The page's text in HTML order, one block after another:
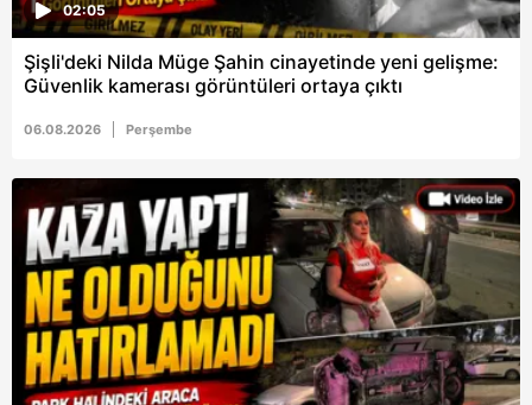
02:05
Şişli'deki Nilda Müge Şahin cinayetinde yeni gelişme:
Güvenlik kamerası görüntüleri ortaya çıktı
06.08.2026 Perşembe